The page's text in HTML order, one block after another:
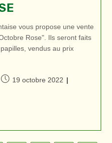
vous propose une vente
Rose". Ils seront faits
vendus au prix
Publication
19 octobre 2022